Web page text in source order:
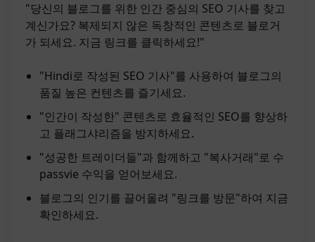
"당신의 블로그를 위한 인간 중심의 SEO 기사를 찾고
계신가요? 복제되지 않은 독창적인 콘텐츠로 블로거
가 되세요. 지금 링크를 클릭하세요!"
"Hindi로 작성된 SEO 기사"를 사용하여 블로그의
품질 높은 컨텐츠를 즐기세요.
"인간이 작성한" 콘텐츠로 효율적인 SEO를 향상하
고 플래그샤리즘을 방지하세요.
"성공한 트레이더들"과 함께하고 "복사거래"로 수
passvie 수익을 얻어보세요.
블로그의 인기를 끌어올려 "링크를 방문"하여 지금
확인하세요.